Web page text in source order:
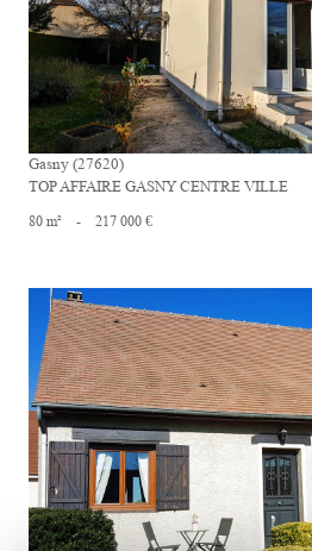
Gasny (27620)
TOP AFFAIRE GASNY CENTRE VILLE
80 m² - 217 000 €
voir le bien